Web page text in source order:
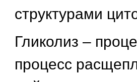
структурами
Гликолиз –
процесс